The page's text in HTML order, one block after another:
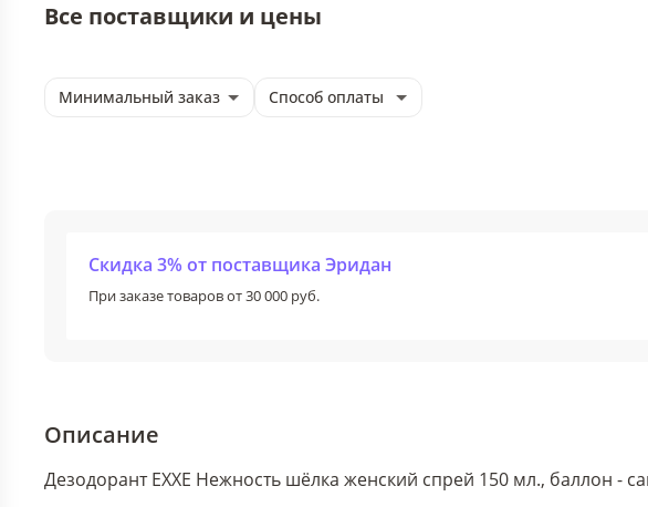
Все поставщики и цены
Минимальный заказ Способ оплаты
Скидка 3% от поставщика Эридан
При заказе товаров от 30 000 руб.
Описание
Дезодорант EXXE Нежность шёлка женский спрей 150 мл., баллон